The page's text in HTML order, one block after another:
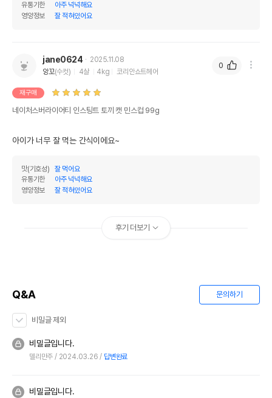
유통기한
아주 넉넉해요
영양정보
잘 적혀있어요
jane0624
2025.11.08
앙꼬(수컷) 4살 4kg 코리안쇼트헤어
재구매
네이처스버라이어티 인스팅트 토끼 캣 민스컵 99g
아이가 너무 잘 먹는 간식이에요~
맛(기호성)
잘 먹어요
유통기한
아주 넉넉해요
영양정보
잘 적혀있어요
0
후기 더보기
Q&A 문의하기
비밀글 제외
비밀글입니다.
델리만주 2024.03.26 답변완료
비밀글입니다.